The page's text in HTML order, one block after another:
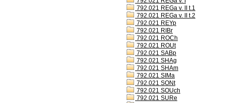
792.021 REGa v. II t.1
792.021 REGa v. II t.2
792.021 REYp
792.021 RIBr
792.021 ROCh
792.021 ROUt
792.021 SABp
792.021 SHAg
792.021 SHAm
792.021 SIMa
792.021 SONt
792.021 SOUch
792.021 SURe